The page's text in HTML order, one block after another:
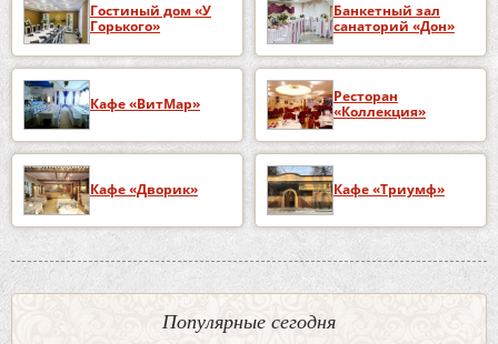
Гостиный дом «У
Горького»
Банкетный зал
санаторий «Дон»
Кафе «ВитМар»
Ресторан
«Коллекция»
Кафе «Дворик» Кафе «Триумф»
Популярные сегодня